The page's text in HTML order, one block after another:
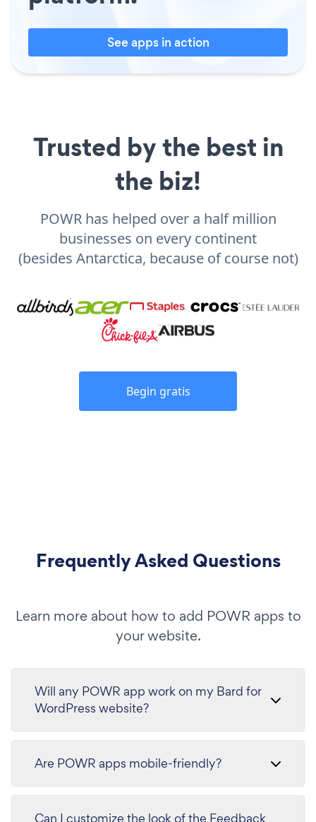
See apps in action
Trusted by the best in
the biz!
POWR has helped over a half million
businesses on every continent
(besides Antarctica, because of course not)
Begin gratis
Frequently Asked Questions
Learn more about how to add POWR apps to
your website.
Will any POWR app work on my Bard for
WordPress website?
Are POWR apps mobile-friendly?
Can I customize the look of the Feedback